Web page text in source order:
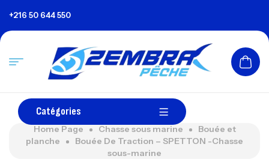
+216 50 644 550
Catégories
Home Page Chasse sous marine
Bouée et
planche
Bouée De Traction – SPETTON -Chasse
sous-marine